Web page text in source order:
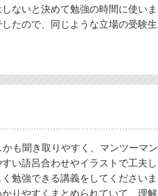
ないと決めて勉強の時間に使いま
たので、同じような立場の受験生
も聞き取りやすく、マンツーマン
い語呂合わせやイラストで工夫し
勉強できる講義をしてくださいま
りやすくまとめられていて、理解